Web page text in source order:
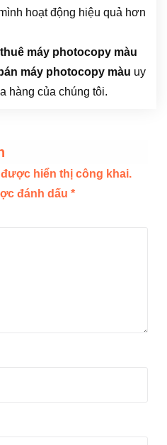
hoạt động hiệu quả hơn
thuê máy photocopy màu
bán máy photocopy màu uy
hàng của chúng tôi.
hiển thị công khai.
đánh dấu *